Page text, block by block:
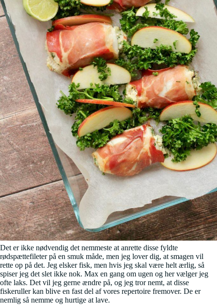
Det er ikke nødvendig det nemmeste at anrette disse fyldte
rødspættefileter på en smuk måde, men jeg lover dig, at smagen vil
rette op på det. Jeg elsker fisk, men hvis jeg skal være helt ærlig, så
spiser jeg det slet ikke nok. Max en gang om ugen og her vælger jeg
ofte laks. Det vil jeg gerne ændre på, og jeg tror nemt, at disse
fiskeruller kan blive en fast del af vores repertoire fremover. De er
nemlig så nemme og hurtige at lave.